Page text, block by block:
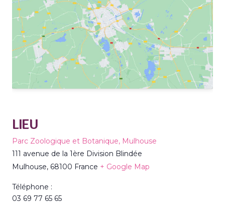
LIEU
Parc Zoologique et Botanique, Mulhouse
111 avenue de la 1ère Division Blindée
Mulhouse, 68100 France + Google Map
Téléphone :
03 69 77 65 65